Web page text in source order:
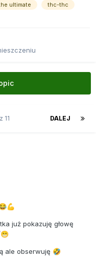
ultimate
thc-thc
DALEJ
11
💪
już pokazuję głowę
😁
ale obserwuję 🤣